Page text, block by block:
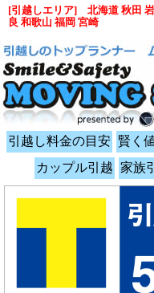
引越し料金の目安 賢く
カップル引越 家族
[引越しエリア] 北海道 秋田
良 和歌山 福岡 宮崎